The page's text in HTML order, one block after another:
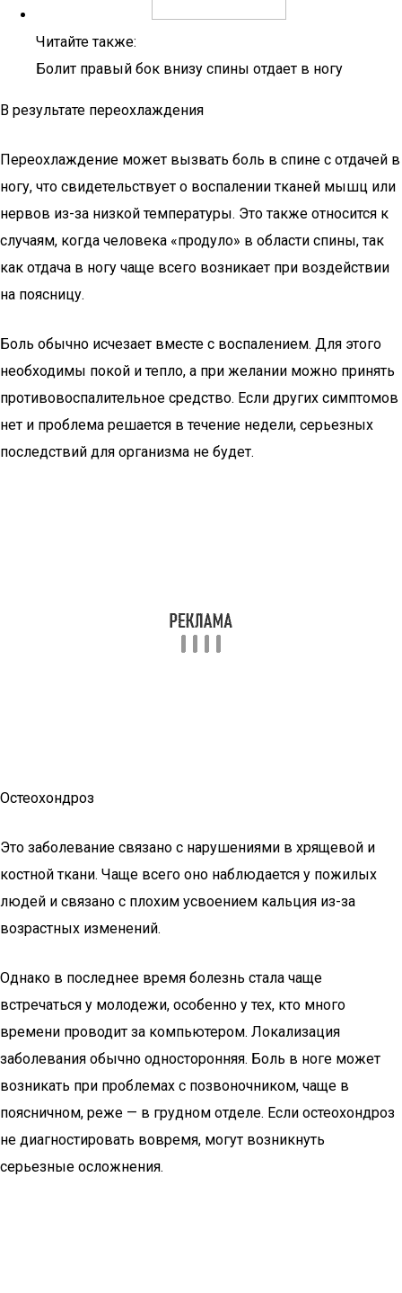
Читайте также:
Болит правый бок внизу спины отдает в ногу
В результате переохлаждения
Переохлаждение может вызвать боль в спине с отдачей в
ногу, что свидетельствует о воспалении тканей мышц или
нервов из-за низкой температуры. Это также относится к
случаям, когда человека «продуло» в области спины, так
как отдача в ногу чаще всего возникает при воздействии
на поясницу.
Боль обычно исчезает вместе с воспалением. Для этого
необходимы покой и тепло, а при желании можно принять
противовоспалительное средство. Если других симптомов
нет и проблема решается в течение недели, серьезных
последствий для организма не будет.
Остеохондроз
Это заболевание связано с нарушениями в хрящевой и
костной ткани. Чаще всего оно наблюдается у пожилых
людей и связано с плохим усвоением кальция из-за
возрастных изменений.
Однако в последнее время болезнь стала чаще
встречаться у молодежи, особенно у тех, кто много
времени проводит за компьютером. Локализация
заболевания обычно односторонняя. Боль в ноге может
возникать при проблемах с позвоночником, чаще в
поясничном, реже — в грудном отделе. Если остеохондроз
не диагностировать вовремя, могут возникнуть
серьезные осложнения.